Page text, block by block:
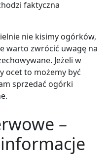
faktyczna
nie kisimy ogórków,
warto zwrócić uwagę na
Jeżeli w
ocet to możemy być
sprzedać ogórki
–